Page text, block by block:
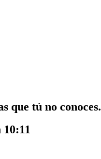
que tú no conoces.
10:11